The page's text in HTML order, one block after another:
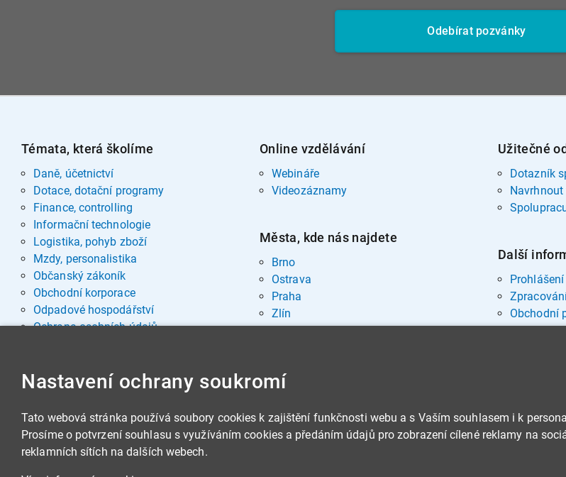
Odebírat pozvánky
Témata, která školíme
Daně, účetnictví
Dotace, dotační programy
Finance, controlling
Informační technologie
Logistika, pohyb zboží
Mzdy, personalistika
Občanský zákoník
Obchodní korporace
Odpadové hospodářství
Ochrana osobních údajů
Sociální oblast
Stavby, nemovitosti
Veřejná správa
Veřejné zakázky
Online vzdělávání
Webináře
Videozáznamy
Města, kde nás najdete
Brno
Ostrava
Praha
Zlín
Užitečné
Dotazník
Další
Obchodní
Nastavení ochrany soukromí
Tato webová stránka používá soubory cookies k zajištění funkčnosti webu a s Vaším souhlasem i k
Prosíme o potvrzení souhlasu s využíváním cookies a předáním údajů pro zobrazení cílené reklamy na
reklamních sítích na dalších webech.